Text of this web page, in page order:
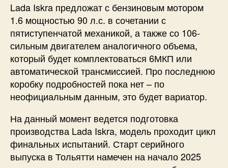
Lada Iskra предложат с бензиновым мотором
1.6 мощностью 90 л.с. в сочетании с
пятиступенчатой механикой, а также со 106-
сильным двигателем аналогичного объема,
который будет комплектоваться 6МКП или
автоматической трансмиссией. Про последнюю
коробку подробностей пока нет – по
неофициальным данным, это будет вариатор.
На данный момент ведется подготовка
производства Lada Iskra, модель проходит цикл
финальных испытаний. Старт серийного
выпуска в Тольятти намечен на начало 2025